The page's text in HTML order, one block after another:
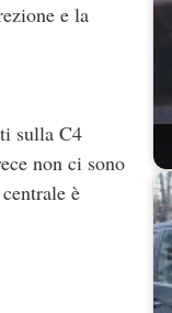
e la
sulla C4
non ci sono
è